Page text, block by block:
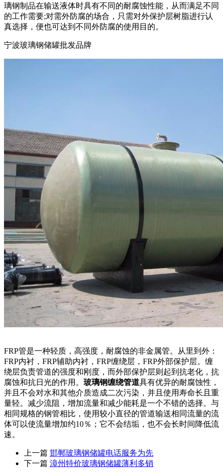
璃钢制品在输送液体时具有不同的耐腐蚀性能，从而满足不同
的工作需要;对需外防腐的场合，只需对外保护层树脂进行认
真选择，便也可达到不同外防腐的使用目的。
宁波玻璃钢储罐批发品牌
FRP管是一种轻质，高强度，耐腐蚀的非金属管。从里到外：
FRP内衬，FRP辅助内衬，FRP缠绕层，FRP外部保护层。缠
绕层负责管道的强度和刚度，而外部保护层则起到抗老化，抗
腐蚀和抗日光的作用。 玻璃钢缠绕管道具有优异的耐腐蚀性，
并且不会对水和其他介质造成二次污染，并且使用寿命长且重
量轻。减少流阻，增加流量和减少能耗是一个不错的选择。与
相同规格的钢管相比，使用较小直径的管道输送相同流量的流
体可以使流量增加约10％；它不会结垢，也不会长时间降低流
速。
上一篇 邯郸玻璃钢储罐电话服务为先
下一篇 漳州特价玻璃钢储罐薄利多销